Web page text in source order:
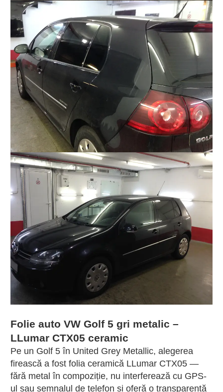
Folie auto VW Golf 5 gri metalic –
LLumar CTX05 ceramic
Pe un Golf 5 în United Grey Metallic, alegerea
firească a fost folia ceramică LLumar CTX05 —
fără metal în compoziție, nu interferează cu GPS-
ul sau semnalul de telefon și oferă o transparență